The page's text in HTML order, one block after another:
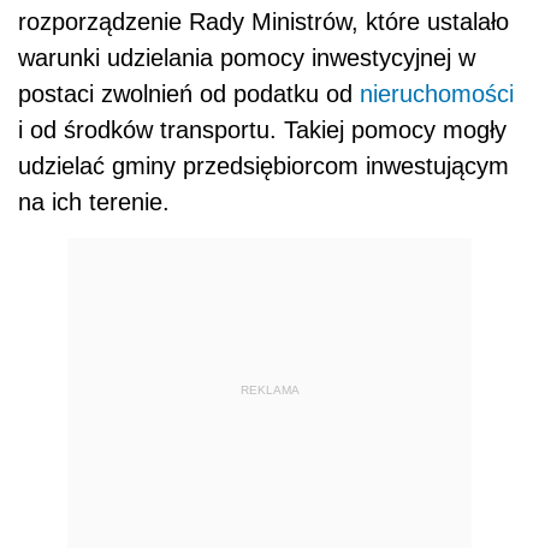
rozporządzenie Rady Ministrów, które ustalało
warunki udzielania pomocy inwestycyjnej w
postaci zwolnień od podatku od nieruchomości
i od środków transportu. Takiej pomocy mogły
udzielać gminy przedsiębiorcom inwestującym
na ich terenie.
REKLAMA